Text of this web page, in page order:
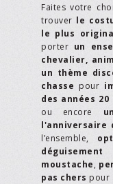
Faites votre
trouver le
le plus
porter un
chevalier,
un thème
chasse pour
des années
ou encore
l'anniversaire
l’ensemble,
déguisement
moustache,
pas chers pour